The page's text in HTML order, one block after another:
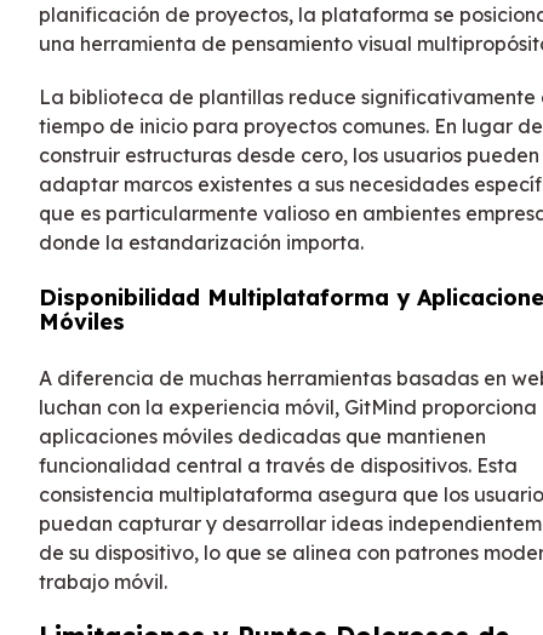
planificación de proyectos, la plataforma se
una herramienta de pensamiento visual
La biblioteca de plantillas reduce significativamente
tiempo de inicio para proyectos comunes. En lugar de
construir estructuras desde cero, los usuarios pueden
adaptar marcos existentes a sus necesidades
que es particularmente valioso en ambientes
donde la estandarización importa.
Disponibilidad Multiplataforma y
Móviles
A diferencia de muchas herramientas basadas en
luchan con la experiencia móvil, GitMind proporciona
aplicaciones móviles dedicadas que mantienen
funcionalidad central a través de dispositivos. Esta
consistencia multiplataforma asegura que los
puedan capturar y desarrollar ideas
de su dispositivo, lo que se alinea con patrones
trabajo móvil.